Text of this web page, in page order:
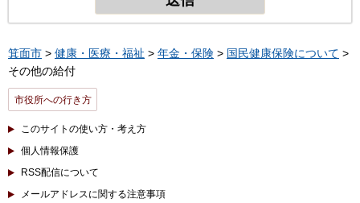
箕面市 > 健康・医療・福祉 > 年金・保険 > 国民健康保険について >
その他の給付
市役所への行き方
このサイトの使い方・考え方
個人情報保護
RSS配信について
メールアドレスに関する注意事項